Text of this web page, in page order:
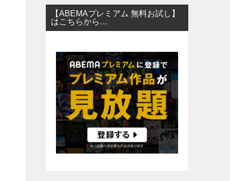
【ABEMAプレミアム 無料お試し】
はこちらから…